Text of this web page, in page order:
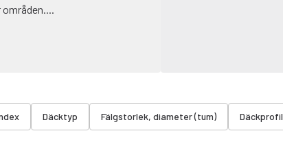
Däcktyp Fälgstorlek, diameter (tum) Däckprofil